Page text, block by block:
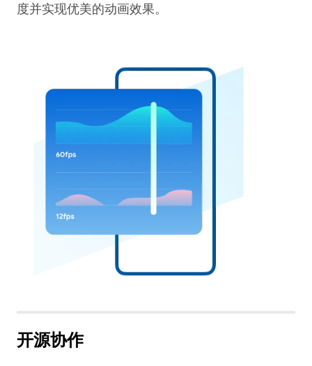
度并实现优美的动画效果。
开源协作